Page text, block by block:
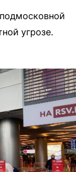
угрозе.